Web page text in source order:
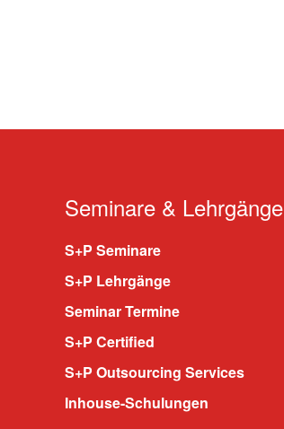
Seminare & Lehrgänge
S+P Seminare
S+P Lehrgänge
Seminar Termine
S+P Certified
S+P Outsourcing Services
Inhouse-Schulungen